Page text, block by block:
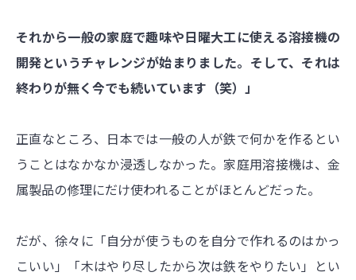
それから一般の家庭で趣味や日曜大工に使える溶接機の
開発というチャレンジが始まりました。そして、それは
終わりが無く今でも続いています（笑）」
正直なところ、日本では一般の人が鉄で何かを作るとい
うことはなかなか浸透しなかった。家庭用溶接機は、金
属製品の修理にだけ使われることがほとんどだった。
だが、徐々に「自分が使うものを自分で作れるのはかっ
こいい」「木はやり尽したから次は鉄をやりたい」とい